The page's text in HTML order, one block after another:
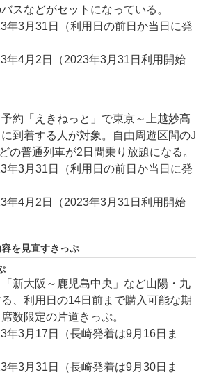
スなどがセットになっている。
年3月31日（利用日の前日か当日に発
年4月2日（2023年3月31日利用開始
約「えきねっと」で東京～上越妙高
到着する人が対象。自由周遊区間のJ
の普通列車が2日間乗り放題になる。
年3月31日（利用日の前日か当日に発
年4月2日（2023年3月31日利用開始
を見直すきっぷ
「新大阪～鹿児島中央」など山陽・九
、利用日の14日前まで購入可能な期
数限定の片道きっぷ。
年3月17日（長崎発着は9月16日ま
年3月31日（長崎発着は9月30日ま